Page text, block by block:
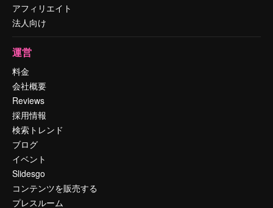
アフィリエイト
法人向け
運営
料金
会社概要
Reviews
採用情報
検索トレンド
ブログ
イベント
Slidesgo
コンテンツを販売する
プレスルーム